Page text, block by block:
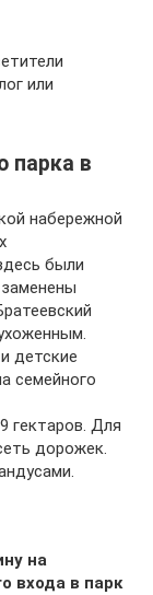
или
парка в
набережной
были
детские
семейного
гектаров. Для
дорожек.
на
входа в парк